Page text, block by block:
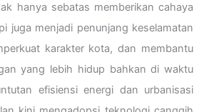
hanya sebatas memberikan cahaya
juga menjadi penunjang keselamatan
karakter kota, dan membantu
yang lebih hidup bahkan di waktu
efisiensi energi dan urbanisasi